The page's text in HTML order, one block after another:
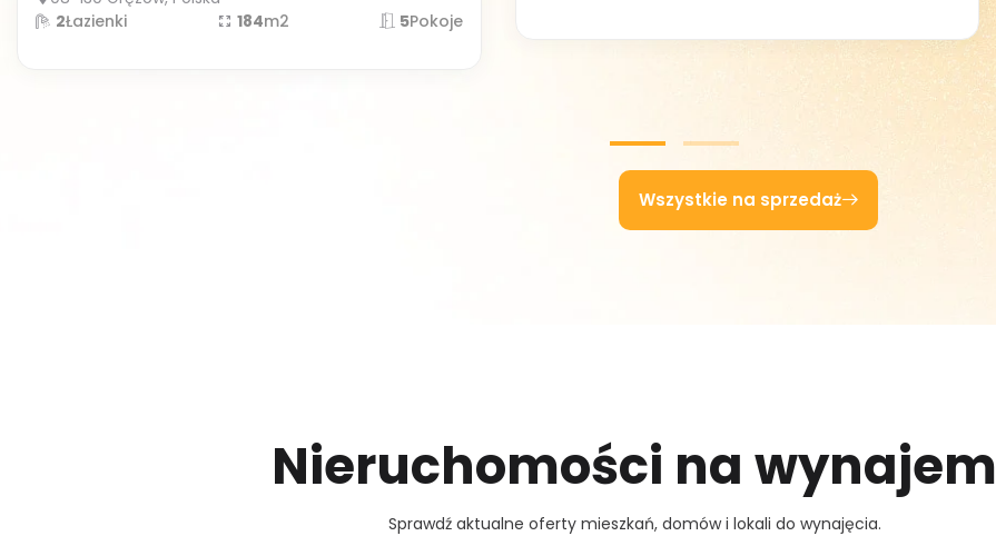
Łazienki
2 m2
184 Pokoje
5
Wszystkie na sprzedaż
Nieruchomości na wynajem
Sprawdź aktualne oferty mieszkań, domów i lokali do wynajęcia.